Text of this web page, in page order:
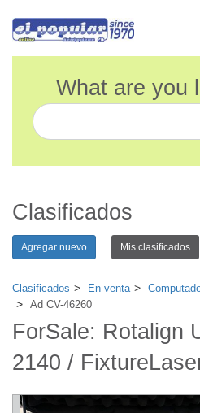
What are you
Clasificados
Agregar nuevo Mis clasificados
Clasificados En venta
Ad CV-46260
ForSale: Rotalign
2140 /